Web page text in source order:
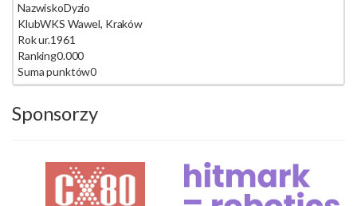
NazwiskoDyzio
KlubWKS Wawel, Kraków
Rok ur.1961
Ranking0.000
Suma punktów0
Sponsorzy